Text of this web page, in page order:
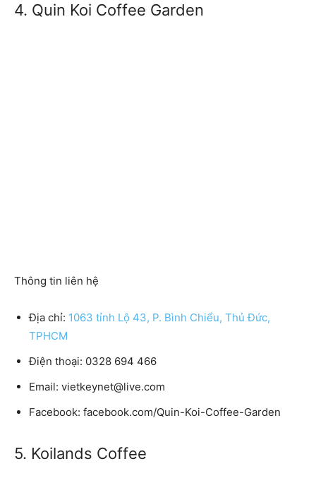
4. Quin Koi Coffee Garden
Thông tin liên hệ
Địa chỉ: 1063 tỉnh Lộ 43, P. Bình Chiểu, Thủ Đức,
TPHCM
Điện thoại: 0328 694 466
Email: vietkeynet@live.com
Facebook: facebook.com/Quin-Koi-Coffee-Garden
5. Koilands Coffee